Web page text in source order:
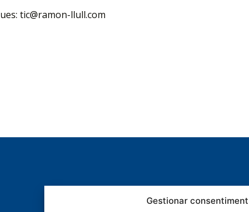
Gestionar consentiment
tic@ramon-llull.com
CONDICIONS I